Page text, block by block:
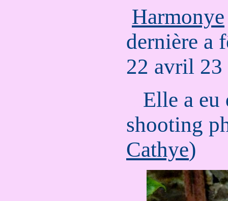
Harmonye
dernière a
22 avril 23
Elle a eu
shooting
Cathye)